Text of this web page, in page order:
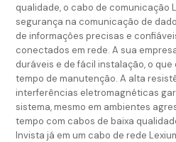
qualidade, o cabo de comunicação
segurança na comunicação de
de informações precisas e
conectados em rede. A sua
duráveis e de fácil instalação, o
tempo de manutenção. A alta
interferências eletromagnéticas
sistema, mesmo em ambientes
tempo com cabos de baixa
Invista já em um cabo de rede